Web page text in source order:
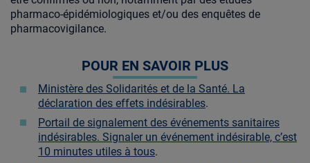
pharmaco-épidémiologiques et/ou des enquêtes de
pharmacovigilance.
POUR EN SAVOIR PLUS
Ministère des Solidarités et de la Santé. La
déclaration des effets indésirables.
Portail de signalement des événements sanitaires
indésirables. Signaler un événement indésirable, c’est
10 minutes utiles à tous.